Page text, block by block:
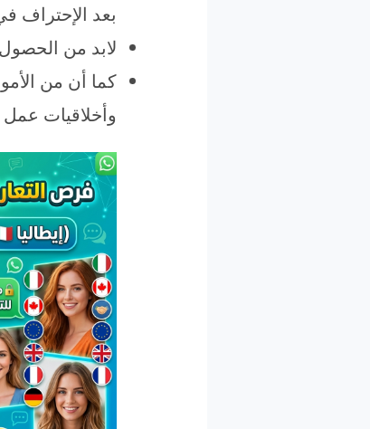
بعد الإحتراف
لابد من
كما أن من
وأخلاقيات